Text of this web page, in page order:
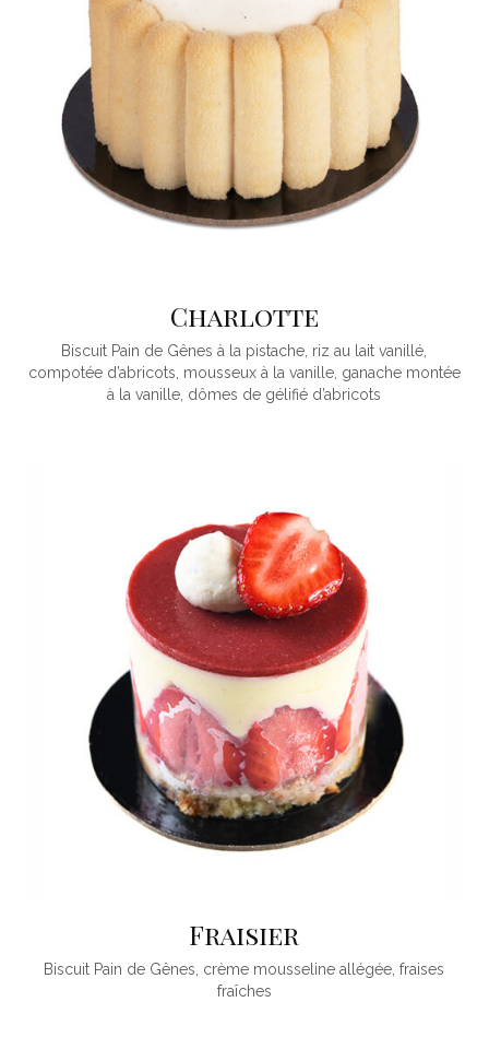
Charlotte
Biscuit Pain de Gênes à la pistache, riz au lait vanillé,
compotée d’abricots, mousseux à la vanille, ganache montée
à la vanille, dômes de gélifié d’abricots
Fraisier
Biscuit Pain de Gênes, crème mousseline allégée, fraises
fraîches